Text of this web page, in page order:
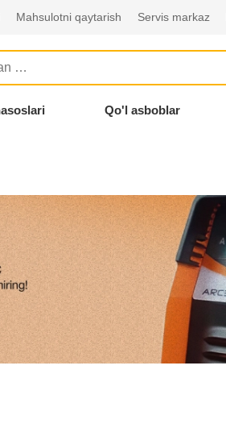
Mahsulotni qaytarish Servis markaz
Qo'l asboblar